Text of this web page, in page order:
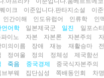
이크 이준입니다.판타지소설
이
인간이해 인도유럽어 인류학 인
언어학 일본제국군 일진 일포스
이노 자본 자본론 자본주의
미의이름 장애 재능 재활승마
정여울 정의 정체성 제국함선
죽음 중국경제 중국식자본주의
브부웨 집단심성 쪽배동인회 차